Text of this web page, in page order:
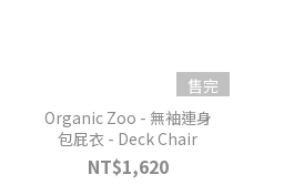
售完
Organic Zoo - 無袖連身
包屁衣 - Deck Chair
NT$1,620